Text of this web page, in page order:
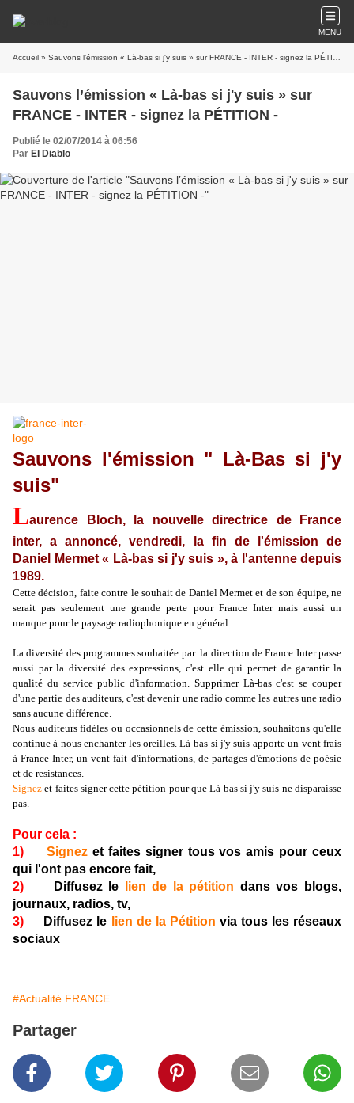
MENU
Accueil » Sauvons l’émission « Là-bas si j'y suis » sur FRANCE - INTER - signez la PÉTITION -
Sauvons l’émission « Là-bas si j'y suis » sur
FRANCE - INTER - signez la PÉTITION -
Publié le 02/07/2014 à 06:56
Par El Diablo
Sauvons l'émission " Là-Bas si j'y
suis"
Laurence Bloch, la nouvelle directrice de France
inter, a annoncé, vendredi, la fin de l'émission de
Daniel Mermet « Là-bas si j'y suis », à l'antenne depuis
1989.
Cette décision, faite contre le souhait de Daniel Mermet et de son équipe, ne
serait pas seulement une grande perte pour France Inter mais aussi un
manque pour le paysage radiophonique en général.
La diversité des programmes souhaitée par la direction de France Inter passe
aussi par la diversité des expressions, c'est elle qui permet de garantir la
qualité du service public d'information. Supprimer Là-bas c'est se couper
d'une partie des auditeurs, c'est devenir une radio comme les autres une radio
sans aucune différence.
Nous auditeurs fidèles ou occasionnels de cette émission, souhaitons qu'elle
continue à nous enchanter les oreilles. Là-bas si j'y suis apporte un vent frais
à France Inter, un vent fait d'informations, de partages d'émotions de poésie
et de resistances.
Signez et faites signer cette pétition pour que Là bas si j'y suis ne disparaisse
pas.
Pour cela :
1)
Signez et faites signer tous vos amis pour ceux
qui l'ont pas encore fait,
2) Diffusez le lien de la pétition dans vos blogs,
journaux, radios, tv,
3) Diffusez le lien de la Pétition via tous les réseaux
sociaux
#Actualité FRANCE
Partager